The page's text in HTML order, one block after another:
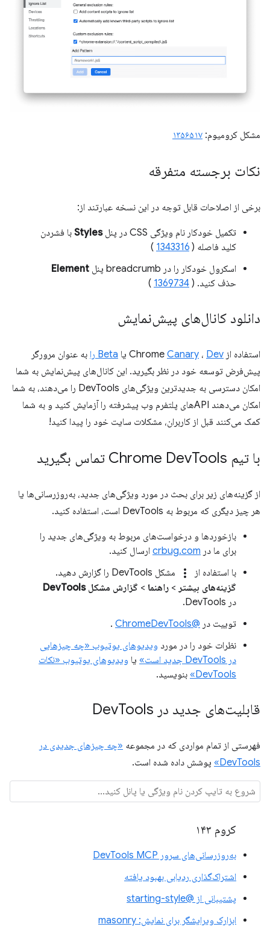
مشکل کرومیوم: ۱۳۵۶۵۱۷
نکات برجسته متفرقه
برخی از اصلاحات قابل توجه در این نسخه عبارتند از:
تکمیل خودکار نام ویژگی CSS در پنل Styles با فشردن
کلید فاصله ( 1343316
)
اسکرول خودکار را در breadcrumb پنل
Element
حذف کنید. ( 1369734
)
دانلود کانال‌های پیش‌نمایش
استفاده از Chrome Canary ، Dev یا Beta را
به عنوان مرورگر
پیش‌فرض توسعه خود در نظر بگیرید. این کانال‌های پیش‌نمایش به شما
امکان دسترسی به جدیدترین ویژگی‌های DevTools را می‌دهند، به شما
امکان می‌دهند APIهای پلتفرم وب پیشرفته را آزمایش کنید و به شما
کمک می‌کنند قبل از کاربران، مشکلات سایت خود را پیدا کنید!
با تیم Chrome Dev Tools تماس بگیرید
از گزینه‌های زیر برای بحث در مورد ویژگی‌های جدید، به‌روزرسانی‌ها یا
هر چیز دیگری که مربوط به DevTools است، استفاده کنید.
بازخوردها و درخواست‌های مربوط به ویژگی‌های جدید را
برای ما در crbug.com ارسال کنید.
با استفاده از
more_vert
مشکل DevTools را گزارش دهید.
گزینه‌های بیشتر > راهنما > گزارش مشکل DevTools
در DevTools.
توییت در @ChromeDevTools
.
نظرات خود را در مورد ویدیوهای یوتیوب «چه چیزهایی
در DevTools جدید است»
یا ویدیوهای یوتیوب «نکات
DevTools»
بنویسید.
قابلیت‌های جدید در Dev Tools
فهرستی از تمام مواردی که در مجموعه «چه چیزهای جدیدی در
DevTools»
پوشش داده شده است.
کروم ۱۴۳
به‌روزرسانی‌های سرور DevTools MCP
اشتراک‌گذاری ردیابی بهبود یافته
پشتیبانی از @starting-style
ابزارک ویرایشگر برای نمایش: masonry